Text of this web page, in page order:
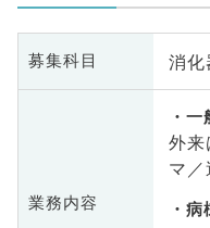
募集科目 消化
業務内容
一
外来
マ
病